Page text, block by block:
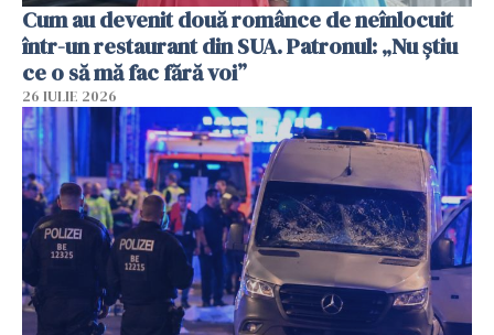
Cum au devenit două românce de neînlocuit
într-un restaurant din SUA. Patronul: „Nu știu
ce o să mă fac fără voi”
26 IULIE 2026